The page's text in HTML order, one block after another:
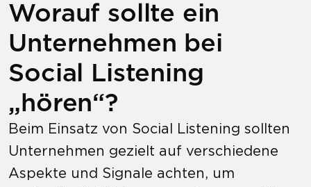
Worauf sollte ein
Unternehmen bei
Social Listening
„hören“?
Beim Einsatz von Social Listening sollten
Unternehmen gezielt auf verschiedene
Aspekte und Signale achten, um